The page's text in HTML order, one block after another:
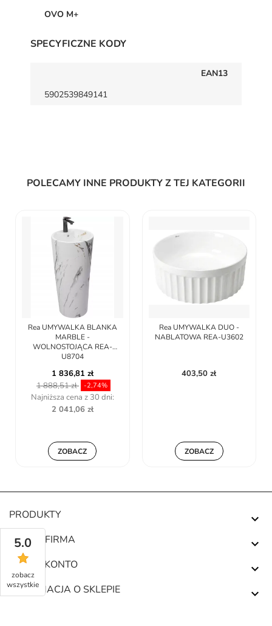
OVO M+
SPECYFICZNE KODY
EAN13
5902539849141
POLECAMY INNE PRODUKTY Z TEJ KATEGORII
Rea UMYWALKA DUO -
NABLATOWA REA-U3602
403,50 zł
ZOBACZ
Rea UMYWALKA ZOE
DUNE - NABLATOWA REA-
PRODUKTY 
NASZA FIRMA 
TWOJE KONTO 
INFORMACJA O SKLEPIE 
5.0
zobacz
wszystkie